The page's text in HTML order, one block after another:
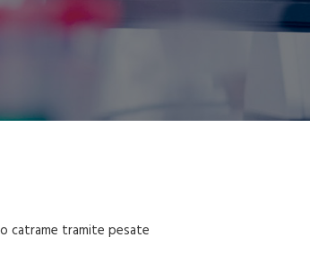
catrame tramite pesate